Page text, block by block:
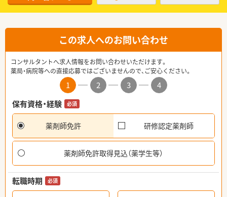
この求人へのお問い合わせ
コンサルタントへ求人情報をお問い合わせいただけます。
薬局・病院等への直接応募ではございませんので、ご安心ください。
1 2 3
4
保有資格・経験
必須
薬剤師免許 研修認定薬剤師
薬剤師免許取得見込（薬学生等）
転職時期 必須